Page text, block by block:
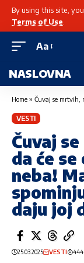
By using this site,
Terms of Use
Aa
NASLOVNA
Home » Čuvaj se mrtvih, rekla mi je da
VESTI
Čuvaj
da će
neba!
daju joj
25.03.2025 VESTI 444